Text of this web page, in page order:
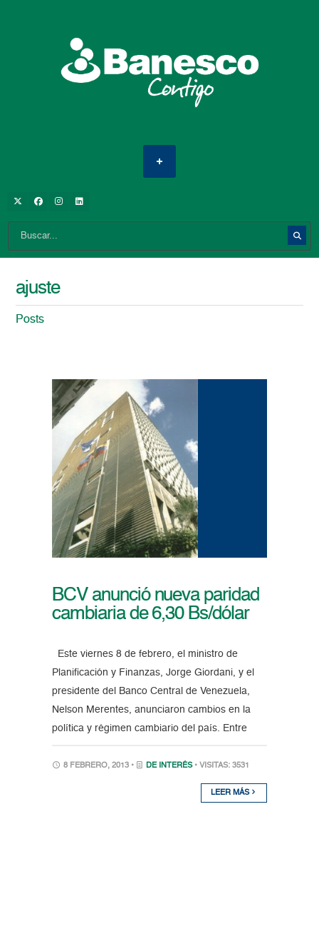
ajuste
Posts
BCV anunció nueva paridad
cambiaria de 6,30 Bs/dólar
Este viernes 8 de febrero, el ministro de
Planificación y Finanzas, Jorge Giordani, y el
presidente del Banco Central de Venezuela,
Nelson Merentes, anunciaron cambios en la
política y régimen cambiario del país. Entre
8 FEBRERO, 2013 • DE INTERÉS • VISITAS: 3531
LEER MÁS